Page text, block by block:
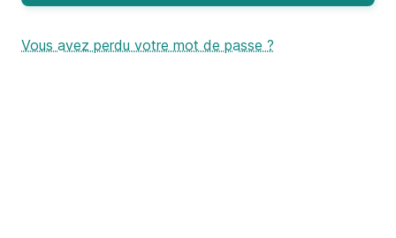
Vous avez perdu votre mot de passe ?